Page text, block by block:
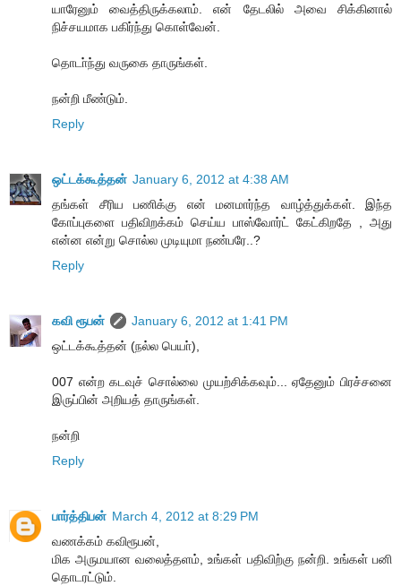
யாரேனும் வைத்திருக்கலாம். என் தேடலில் அவை சிக்கினால்
நிச்சயமாக பகிர்ந்து கொள்வேன்.
தொடா்ந்து வருகை தாருங்கள்.
நன்றி மீண்டும்.
Reply
ஒட்டக்கூத்தன் January 6, 2012 at 4:38 AM
தங்கள் சீரிய பணிக்கு என் மனமார்ந்த வாழ்த்துக்கள். இந்த
கோப்புகளை பதிவிறக்கம் செய்ய பாஸ்வோர்ட் கேட்கிறதே , அது
என்ன என்று சொல்ல முடியுமா நண்பரே..?
Reply
கவி ரூபன்
January 6, 2012 at 1:41 PM
ஒட்டக்கூத்தன் (நல்ல பெயா்),
007 என்ற கடவுச் சொல்லை முயற்சிக்கவும்... ஏதேனும் பிரச்சனை
இருப்பின் அறியத் தாருங்கள்.
நன்றி
Reply
பார்த்திபன் March 4, 2012 at 8:29 PM
வணக்கம் கவிரூபன்,
மிக அருமயான வலைத்தளம், உங்கள் பதிவிற்கு நன்றி. உங்கள் பனி
தொடரட்டும்.